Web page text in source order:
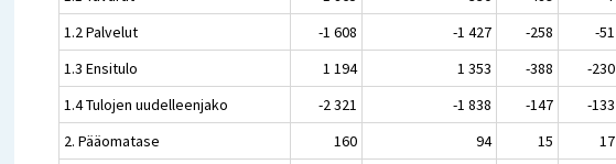
1.2 Palvelut
-1 608 -1 427 -258
-51
1.3 Ensitulo
1 194 1 353 -388
-230
1.4 Tulojen uudelleenjako
-2 321 -1 838 -147
-133
2. Pääomatase
160 94 15
17